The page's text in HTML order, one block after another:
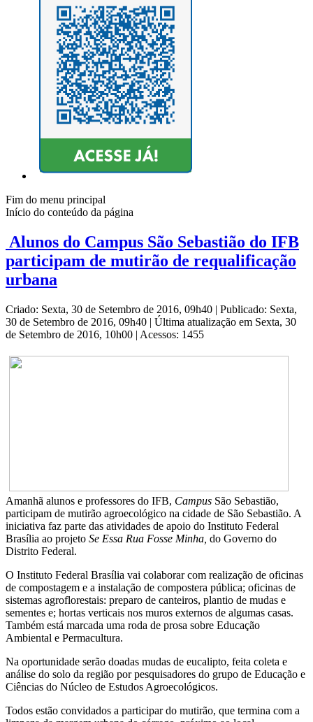
Fim do menu principal
Início do conteúdo da página
Alunos do Campus São Sebastião do IFB
participam de mutirão de requalificação
urbana
Criado: Sexta, 30 de Setembro de 2016, 09h40 | Publicado: Sexta,
30 de Setembro de 2016, 09h40 | Última atualização em Sexta, 30
de Setembro de 2016, 10h00 | Acessos: 1455
Amanhã alunos e professores do IFB, Campus São Sebastião,
participam de mutirão agroecológico na cidade de São Sebastião. A
iniciativa faz parte das atividades de apoio do Instituto Federal
Brasília ao projeto Se Essa Rua Fosse Minha, do Governo do
Distrito Federal.
O Instituto Federal Brasília vai colaborar com realização de oficinas
de compostagem e a instalação de compostera pública; oficinas de
sistemas agroflorestais: preparo de canteiros, plantio de mudas e
sementes e; hortas verticais nos muros externos de algumas casas.
Também está marcada uma roda de prosa sobre Educação
Ambiental e Permacultura.
Na oportunidade serão doadas mudas de eucalipto, feita coleta e
análise do solo da região por pesquisadores do grupo de Educação e
Ciências do Núcleo de Estudos Agroecológicos.
Todos estão convidados a participar do mutirão, que termina com a